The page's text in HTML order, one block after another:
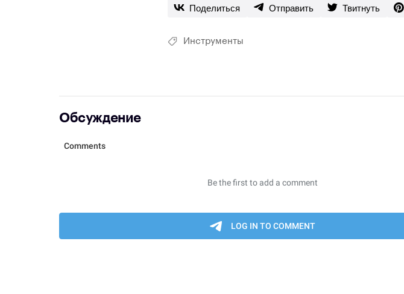
Поделиться Отправить Твитнуть
Инструменты
Обсуждение